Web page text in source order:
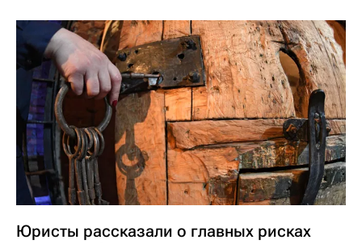
Юристы рассказали о главных рисках